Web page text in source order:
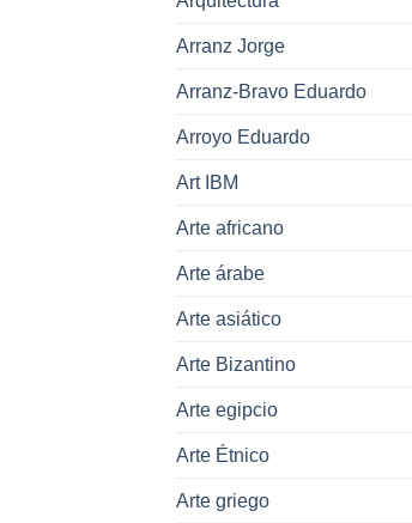
Arranz Jorge
Arranz-Bravo Eduardo
Arroyo Eduardo
Art IBM
Arte africano
Arte árabe
Arte asiático
Arte Bizantino
Arte egipcio
Arte Étnico
Arte griego